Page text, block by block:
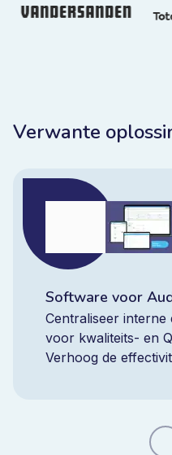
Verwante
Software voor
Centraliseer interne
voor kwaliteits- en
Verhoog de